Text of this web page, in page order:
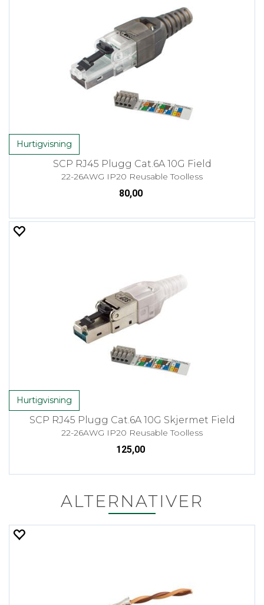
Hurtigvisning
SCP RJ45 Plugg Cat.6A 10G Field
22-26AWG IP20 Reusable Toolless
80,00
Hurtigvisning
SCP RJ45 Plugg Cat.6A 10G Skjermet Field
22-26AWG IP20 Reusable Toolless
125,00
ALTERNATIVER